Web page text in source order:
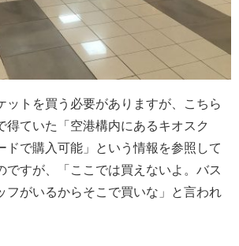
ットを買う必要がありますが、こちら
得ていた「空港構内にあるキオスク
ドで購入可能」という情報を参照して
ですが、「ここでは買えないよ。バス
フがいるからそこで買いな」と言われ